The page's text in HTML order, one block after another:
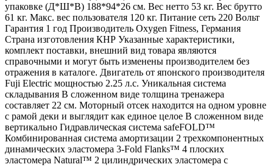
упаковке (Д*Ш*В) 188*94*26 см. Вес нетто 53 кг. Вес брутто
61 кг. Макс. вес пользователя 120 кг. Питание сеть 220 Вольт
Гарантия 1 год Производитель Oxygen Fitness, Германия
Страна изготовления КНР Указанные характеристики,
комплект поставки, внешний вид товара являются
справочными и могут быть изменены производителем без
отражения в каталоге. Двигатель от японского производителя
Fuji Electric мощностью 2.25 л.с. Уникальная система
складывания В сложенном виде толщина тренажера
составляет 22 см. Моторный отсек находится на одном уровне
с рамой деки и выглядит как единое целое В сложенном виде
вертикально Гидравлическая система safeFOLD™
Комбинированная система амортизации 2 трехкомпонентных
динамических эластомера 3-Fold Flanks™ 4 плоских
эластомера Natural™ 2 цилиндрических эластомера с